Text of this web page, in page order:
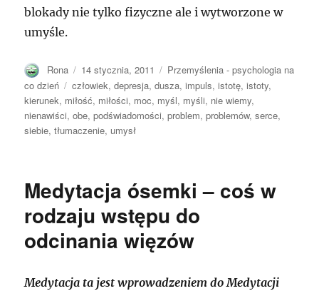
blokady nie tylko fizyczne ale i wytworzone w
umyśle.
Autor
Rona Opublikowano
14 stycznia, 2011 Kategorie
Przemyślenia - psychologia na
co dzień
Tagi
człowiek,depresja,dusza,impuls,istotę,istoty,
kierunek, miłość, miłości, moc, myśl, myśli, nie wiemy,
nienawiści,obe,podświadomości,problem,problemów,serce,
siebie,tłumaczenie, umysł
Medytacja ósemki – coś w
rodzaju wstępu do
odcinania więzów
Medytacja ta jest wprowadzeniem do Medytacji